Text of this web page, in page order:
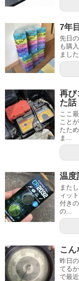
7年
先日
も購
まし
再び
た話
ここ
こと
たた
ま...
温度
また
ィッ
付き
の...
こん
昨日
てる
で最